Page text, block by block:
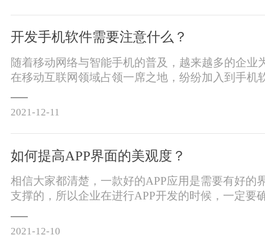
开发手机软件需要注意什么？
随着移动网络与智能手机的普及，越来越多的企业
在移动互联网领域占领一席之地，纷纷加入到手机
式。那么，企业在进行手机软件开发时有哪些需要
2021-12-11
如何提高APP界面的美观度？
相信大家都清楚，一款好的APP应用是需要有好的
支撑的，所以企业在进行APP开发的时候，一定要
才能提升APP界面美观度？1、图标含义要
2021-12-10